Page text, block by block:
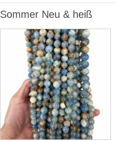
Sommer Neu & heiß